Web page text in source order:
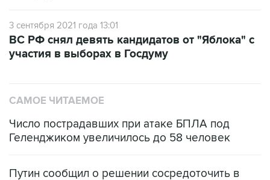
3 сентября 2021 года 13:01
ВС РФ снял девять кандидатов от "Яблока" с
участия в выборах в Госдуму
САМОЕ ЧИТАЕМОЕ
Число пострадавших при атаке БПЛА под
Геленджиком увеличилось до 58 человек
Путин сообщил о решении сосредоточить в